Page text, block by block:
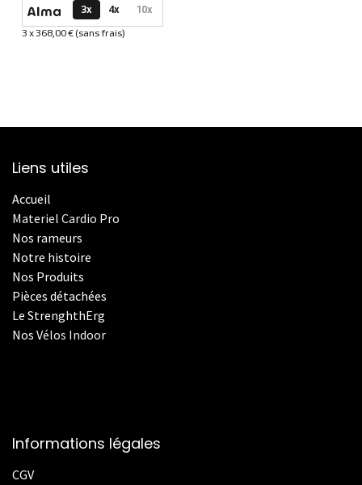
Options de paiement disponibles
3x 4x 10x
Informations sur le plan de paiement sélectionné
3 x 368,00 € (sans frais)
Liens utiles
Accueil
Materiel Cardio Pro
Nos rameurs
Notre histoire
Nos Produits
Pièces détachées
Le StrenghthErg
Nos Vélos Indoor
Informations légales
CGV